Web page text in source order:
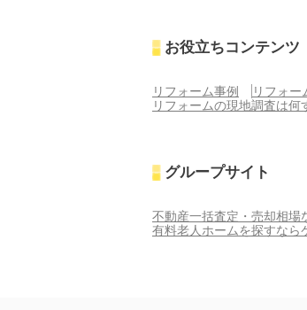
お役立ちコンテンツ
リフォーム事例 リフォー
リフォームの現地調査は何
グループサイト
不動産一括査定・売却相場
有料老人ホームを探すなら